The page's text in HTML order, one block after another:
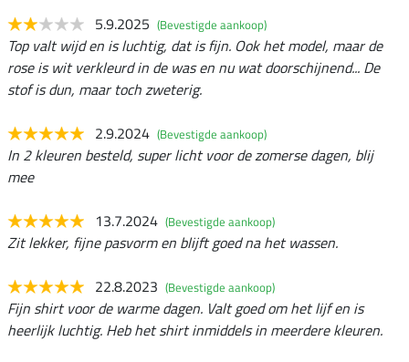
5.9.2025 (Bevestigde aankoop)
Top valt wijd en is luchtig, dat is fijn. Ook het model, maar de
rose is wit verkleurd in de was en nu wat doorschijnend... De
stof is dun, maar toch zweterig.
2.9.2024 (Bevestigde aankoop)
In 2 kleuren besteld, super licht voor de zomerse dagen, blij
mee
13.7.2024 (Bevestigde aankoop)
Zit lekker, fijne pasvorm en blijft goed na het wassen.
22.8.2023 (Bevestigde aankoop)
Fijn shirt voor de warme dagen. Valt goed om het lijf en is
heerlijk luchtig. Heb het shirt inmiddels in meerdere kleuren.